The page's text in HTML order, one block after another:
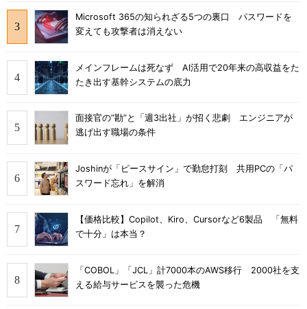
Microsoft 365の知られざる5つの裏口 パスワードを
変えても攻撃者は消えない
メインフレームは死なず AI活用で20年来の高収益をた
たき出す基幹システムの底力
面接官の“勘”と「週3出社」が招く悲劇 エンジニアが
逃げ出す職場の条件
Joshinが「ピースサイン」で勤怠打刻 共用PCの「パ
スワード忘れ」を解消
【価格比較】Copilot、Kiro、Cursorなど6製品 「無料
で十分」は本当？
「COBOL」「JCL」計7000本のAWS移行 2000社を支
える給与サービスを襲った危機